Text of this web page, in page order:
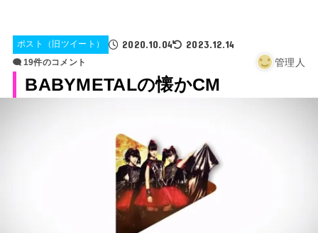
ポスト（旧ツイート） 2020.10.04 2023.12.14
19件のコメント 管理人
BABYMETALの懐かCM